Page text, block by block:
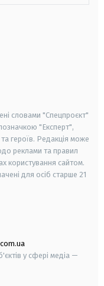
словами "Спецпроєкт"
"Експерт",
героїв. Редакція може
реклами та правил
користування сайтом.
для осіб старше 21
у сфері медіа —